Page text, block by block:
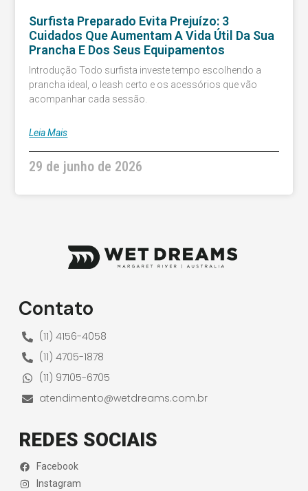
Surfista Preparado Evita Prejuízo: 3
Cuidados Que Aumentam A Vida Útil Da Sua
Prancha E Dos Seus Equipamentos
Introdução Todo surfista investe tempo escolhendo a
prancha ideal, o leash certo e os acessórios que vão
acompanhar cada sessão.
Leia Mais
29 de junho de 2026
Contato
(11) 4156-4058
(11) 4705-1878
(11) 97105-6705
atendimento@wetdreams.com.br
REDES SOCIAIS
Facebook
Instagram